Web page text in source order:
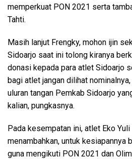
memperkuat PON 2021 serta
Tahti.
Masih lanjut Frengky, mohon ijin
Sidoarjo saat ini tolong kiranya
donasi kepada para atlet Sidoarjo
bagi atlet jangan dilihat
uluran tangan Pemkab Sidoarjo
kalian, pungkasnya.
Pada kesempatan ini, atlet Eko Yuli
menambahkan, untuk kesiapannya
guna mengikuti PON 2021 dan